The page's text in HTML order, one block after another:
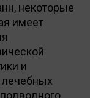
некоторые
имеет
и